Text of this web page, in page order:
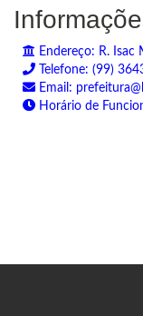
Endereço: R.
Telefone: (99)
Email:
Horário de